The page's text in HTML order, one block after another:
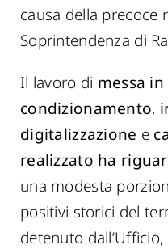
causa della precoce
Soprintendenza di
Il lavoro di messa
condizionamento,
digitalizzazione e
realizzato ha
una modesta
positivi storici del
detenuto